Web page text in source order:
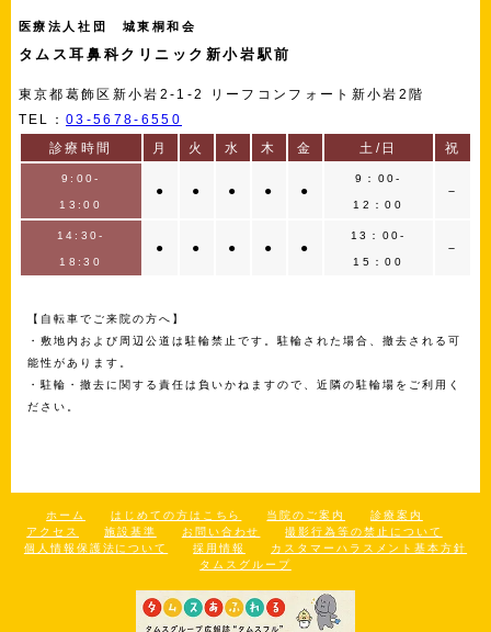
医療法人社団 城東桐和会
タムス耳鼻科クリニック新小岩駅前
東京都葛飾区新小岩2-1-2 リーフコンフォート新小岩2階
TEL：03-5678-6550
診療時間
月 火 水 木 金 土/日 祝
9:00-
13:00
● ● ● ● ●
9：00-
12：00
－
14:30-
18:30
● ● ● ● ●
13：00-
15：00
－
【自転車でご来院の方へ】
・敷地内および周辺公道は駐輪禁止です。駐輪された場合、撤去される可
能性があります。
・駐輪・撤去に関する責任は負いかねますので、近隣の駐輪場をご利用く
ださい。
ホーム はじめての方はこちら 当院のご案内
診療案内
アクセス
施設基準 お問い合わせ
撮影行為等の禁止について
個人情報保護法について
採用情報
カスタマーハラスメント基本方針
タムスグループ